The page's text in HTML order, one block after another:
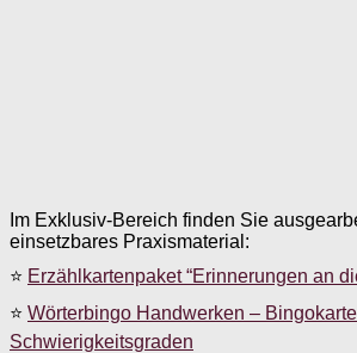
Im Exklusiv-Bereich finden Sie
einsetzbares Praxismaterial:
⭐ Erzählkartenpaket “Erinnerungen an
⭐ Wörterbingo Handwerken –
Schwierigkeitsgraden